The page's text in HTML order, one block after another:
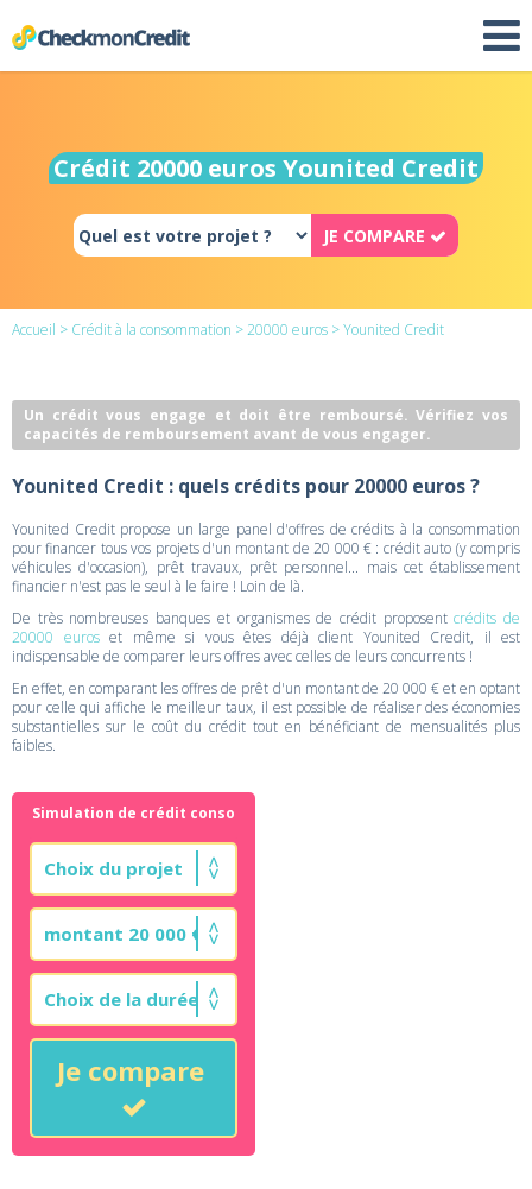
Crédit 20000 euros Younited Credit
JE COMPARE
Accueil > Crédit à la consommation >20000 euros > Younited Credit
Un crédit vous engage et doit être remboursé. Vérifiez vos
capacités de remboursement avant de vous engager.
Younited Credit : quels crédits pour 20000 euros ?
Younited Credit propose un large panel d'offres de crédits à la consommation
pour financer tous vos projets d'un montant de 20 000 € : crédit auto (y compris
véhicules d'occasion), prêt travaux, prêt personnel... mais cet établissement
financier n'est pas le seul à le faire ! Loin de là.
De très nombreuses banques et organismes de crédit proposentcrédits de
20000 euroset même si vous êtes déjà client Younited Credit, il est
indispensable de comparer leurs offres avec celles de leurs concurrents !
En effet, en comparant les offres de prêt d'un montant de 20 000 € et en optant
pour celle qui affiche le meilleur taux, il est possible de réaliser des économies
substantielles sur le coût du crédit tout en bénéficiant de mensualités plus
faibles.
Simulation de crédit conso
Je compare